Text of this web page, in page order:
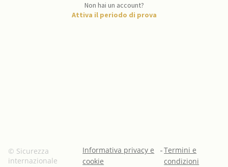
Non hai un account?
Attiva il periodo di prova
© Sicurezza
internazionale
Informativa privacy e
cookie
-Termini e
condizioni